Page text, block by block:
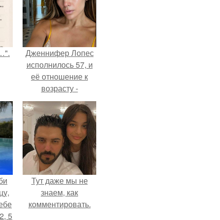
Дженнифер Лопес
исполнилось 57, и
её отношение к
возрасту -
настоящий
манифест
уверенности: "не
говорите, что я
отлично выгляжу
для 57.
5
Тут даже мы не
знаем, как
комментировать.